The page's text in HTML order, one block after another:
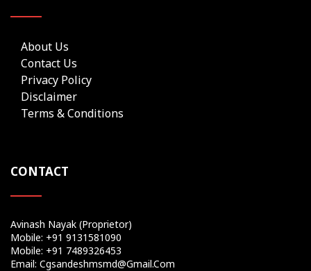
About Us
Contact Us
Privacy Policy
Disclaimer
Terms & Conditions
CONTACT
Avinash Nayak (Proprietor)
Mobile: +91 9131581090
Mobile: +91 7489326453
Email: Cgsandeshmsmd@gmail.com